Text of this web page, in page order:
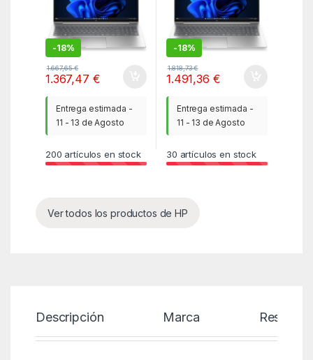
-18%
1.667,65€
1.367,47 €
Entrega estimada -
11 - 13 de Agosto
200 artículos en stock
-18%
1.818,73€
1.491,36 €
Entrega estimada -
11 - 13 de Agosto
30 artículos en stock
Ver todos los productos de HP
Descripción Marca Reseñas